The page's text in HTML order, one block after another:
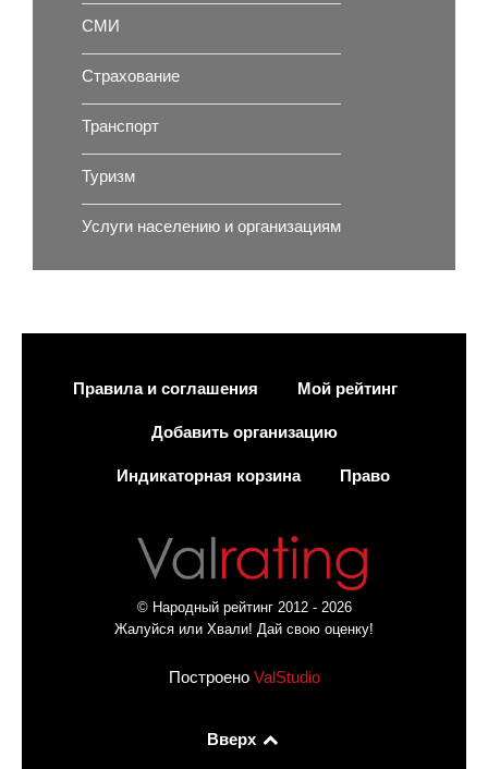
СМИ
Страхование
Транспорт
Туризм
Услуги населению и организациям
Правила и соглашения Мой рейтинг
Добавить организацию
Индикаторная корзина Право
© Народный рейтинг 2012 - 2026
Жалуйся или Хвали! Дай свою оценку!
Построено ValStudio
Вверх